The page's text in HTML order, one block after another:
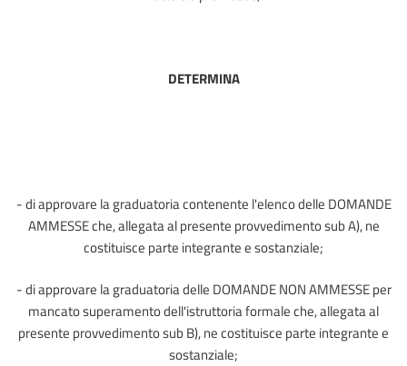
DETERMINA
- di approvare la graduatoria contenente l'elenco delle DOMANDE
AMMESSE che, allegata al presente provvedimento sub A), ne
costituisce parte integrante e sostanziale;
- di approvare la graduatoria delle DOMANDE NON AMMESSE per
mancato superamento dell'istruttoria formale che, allegata al
presente provvedimento sub B), ne costituisce parte integrante e
sostanziale;